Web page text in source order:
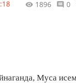
1896 0
Муса